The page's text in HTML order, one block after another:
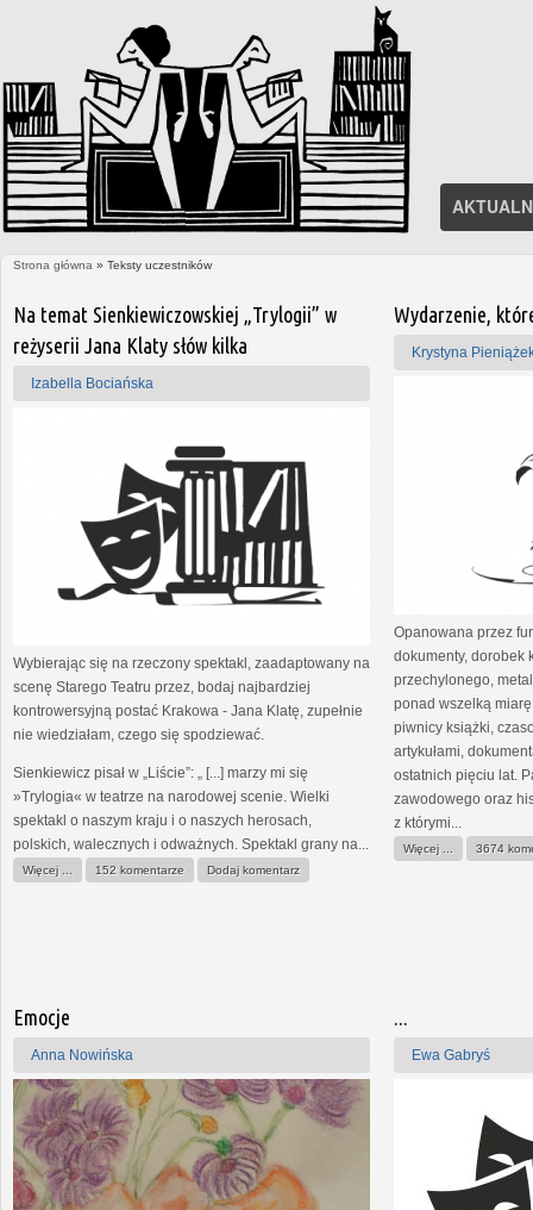
Strona główna » Teksty uczestników
Na temat Sienkiewiczowskiej „Trylogii” w
reżyserii Jana Klaty słów kilka
Izabella Bociańska
Wybierając się na rzeczony spektakl, zaadaptowany na
scenę Starego Teatru przez, bodaj najbardziej
kontrowersyjną postać Krakowa - Jana Klatę, zupełnie
nie wiedziałam, czego się spodziewać.
Sienkiewicz pisał w „Liście”: „ [...] marzy mi się
»Trylogia« w teatrze na narodowej scenie. Wielki
spektakl o naszym kraju i o naszych herosach,
polskich, walecznych i odważnych. Spektakl grany na...
Więcej ... 152 komentarze Dodaj komentarz
Wydarzenie,
Krystyna
Opanowana przez
dokumenty, dorobek
przechylonego,
ponad wszelką
piwnicy książki,
artykułami,
ostatnich pięciu lat.
zawodowego oraz
z którymi...
Więcej ... 3674
Emocje
Anna Nowińska
...
Ewa Gabryś
Strony